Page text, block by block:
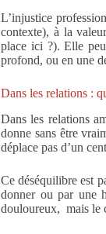
L’injustice
contexte), à la
place ici ?). Elle
profond, ou en une
Dans les relations :
Dans les relations
donne sans être
déplace pas d’un
Ce déséquilibre est
donner ou par une
douloureux, mais le